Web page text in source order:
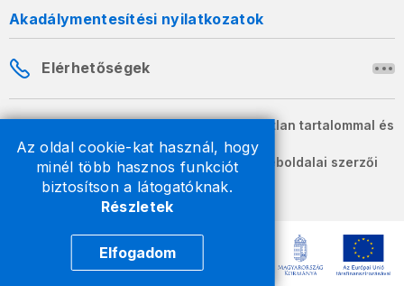
Az oldal cookie-kat használ, hogy
minél több hasznos funkciót
biztosítson a látogatóknak.
Részletek
Elfogadom
Akadálymentesítési nyilatkozatok
Elérhetőségek
A honlapon szereplő információk változatlan tartalommal és
formában szabadon terjeszthetők.
2026 © A Nemzeti Adó- és Vámhivatal weboldalai szerzői
jogvédelem alatt állnak.